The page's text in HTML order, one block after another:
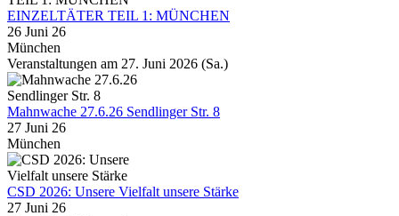
EINZELTÄTER TEIL 1: MÜNCHEN
26 Juni 26
München
Veranstaltungen am 27. Juni 2026 (Sa.)
Mahnwache 27.6.26 Sendlinger Str. 8
27 Juni 26
München
CSD 2026: Unsere Vielfalt unsere Stärke
27 Juni 26